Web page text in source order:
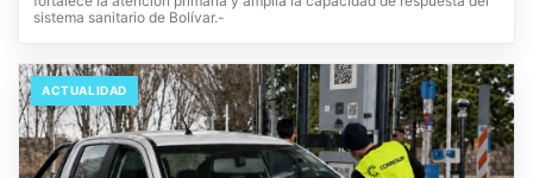
sistema sanitario de Bolívar.-
ACTUALIDAD